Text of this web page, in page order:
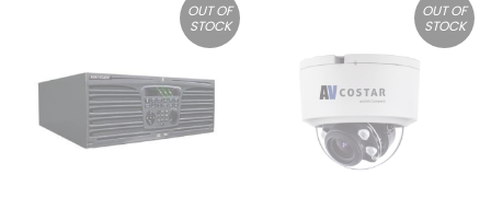
OUT OF
STOCK
OUT OF
STOCK